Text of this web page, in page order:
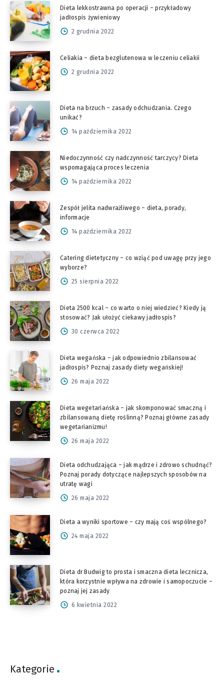
Dieta lekkostrawna po operacji – przykładowy
jadłospis żywieniowy
2 grudnia 2022
Celiakia – dieta bezglutenowa w leczeniu celiakii
2 grudnia 2022
Dieta na brzuch – zasady odchudzania. Czego
unikać?
14 października 2022
Niedoczynność czy nadczynność tarczycy? Dieta
wspomagająca proces leczenia
14 października 2022
Zespół jelita nadwrażliwego – dieta, porady,
informacje
14 października 2022
Catering dietetyczny – co wziąć pod uwagę przy jego
wyborze?
25 sierpnia 2022
Dieta 2500 kcal – co warto o niej wiedzieć? Kiedy ją
stosować? Jak ułożyć ciekawy jadłospis?
30 czerwca 2022
Dieta wegańska – jak odpowiednio zbilansować
jadłospis? Poznaj zasady diety wegańskiej!
26 maja 2022
Dieta wegetariańska – jak skomponować smaczną i
zbilansowaną dietę roślinną? Poznaj główne zasady
wegetarianizmu!
26 maja 2022
Dieta odchudzająca – jak mądrze i zdrowo schudnąć?
Poznaj porady dotyczące najlepszych sposobów na
utratę wagi
26 maja 2022
Dieta a wyniki sportowe – czy mają coś wspólnego?
24 maja 2022
Dieta dr Budwig to prosta i smaczna dieta lecznicza,
która korzystnie wpływa na zdrowie i samopoczucie –
poznaj jej zasady
6 kwietnia 2022
Kategorie